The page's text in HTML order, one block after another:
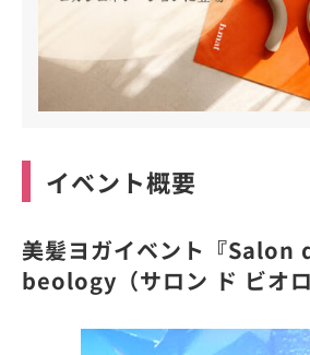
イベント概要
美髪ヨガイベント『Salon
beology（サロン ド ビオロ